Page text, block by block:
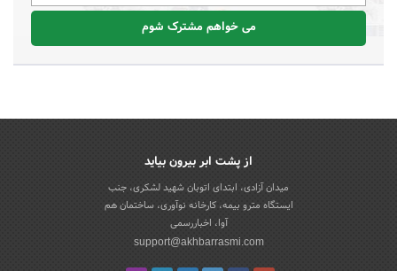
می خواهم مشترک شوم
از پشت ابر بیرون بیاید
میدان آزادی، ابتدای اتوبان شهید لشکری، جنب
ایستگاه مترو بیمه، کارخانه نوآوری، ساختمان هم
آوا، اخباررسمی
support@akhbarrasmi.com